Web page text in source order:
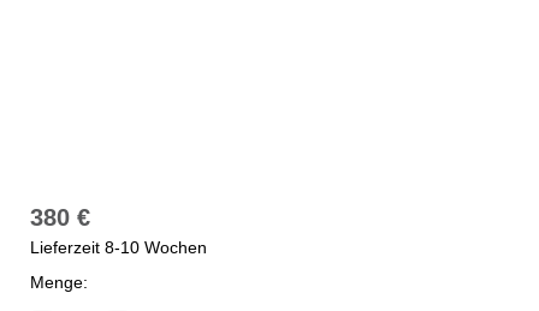
380 €
Lieferzeit 8-10 Wochen
Menge: